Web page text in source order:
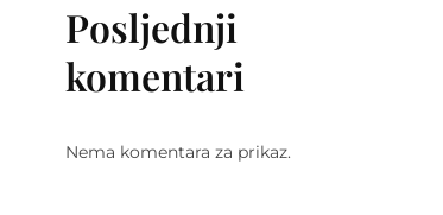
Posljednji
komentari
Nema komentara za prikaz.